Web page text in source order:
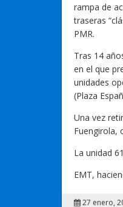
rampa de
traseras
PMR.
Tras 14
en el que
unidades
(Plaza
Una vez
Fuengirola,
La unidad
EMT,
27 enero,